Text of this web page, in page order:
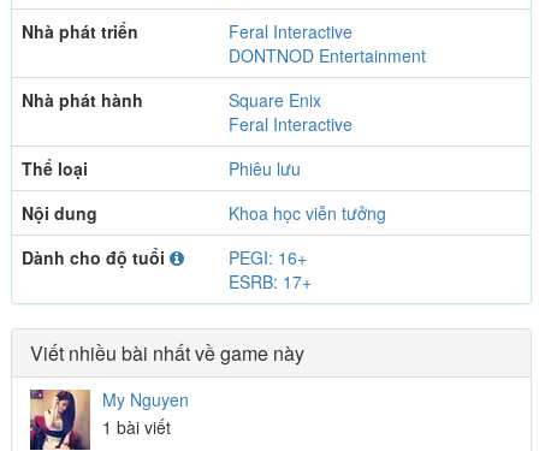
Nhà phát triển
Feral Interactive
DONTNOD Entertainment
Nhà phát hành
Square Enix
Feral Interactive
Thể loại
Phiêu lưu
Nội dung
Khoa học viễn tưởng
Dành cho độ tuổi
PEGI: 16+
ESRB: 17+
Viết nhiều bài nhất về game này
My Nguyen
1 bài viết